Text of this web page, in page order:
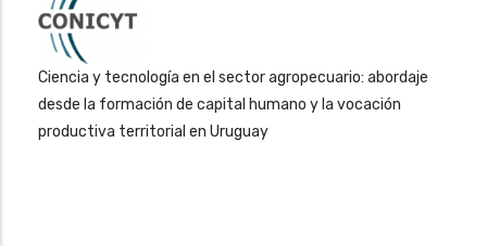
Ciencia y tecnología en el sector agropecuario: abordaje
desde la formación de capital humano y la vocación
productiva territorial en Uruguay